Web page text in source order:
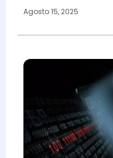
Agosto 15, 2025